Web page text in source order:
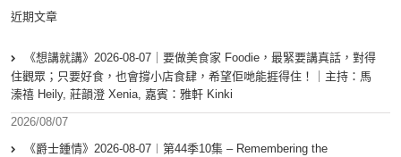
近期文章
《想講就講》2026-08-07｜要做美食家 Foodie，最緊要講真話，對得
住觀眾；只要好食，也會撐小店食肆，希望佢哋能捱得住！｜主持：馬
溱禧 Heily, 莊韻澄 Xenia, 嘉賓：雅軒 Kinki
2026/08/07
《爵士鍾情》2026-08-07︱第44季10集 – Remembering the